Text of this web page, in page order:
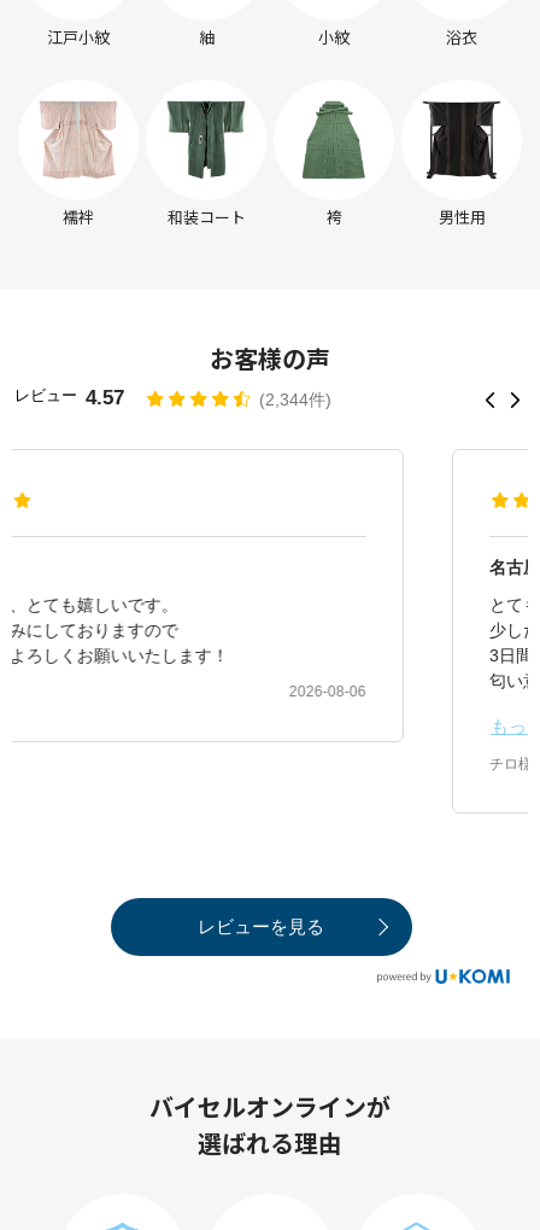
江戸小紋 紬 小紋 浴衣
襦袢 和装コート 袴 男性用
お客様の声
レビュー 4.57 2,344件
とてもモダンな柄で気に入りました
少しだけ匂いが有りましたが
3日間、家干しで薄くなりました
2026-08-05
レビューを見る
バイセルオンラインが
選ばれる理由